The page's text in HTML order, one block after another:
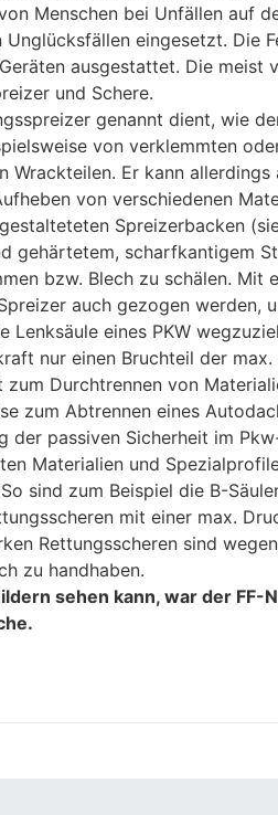
Menschen bei Unfällen auf
eingesetzt. Die
ausgestattet. Die meist
und Schere.
genannt dient, wie
von verklemmten
Wrackteilen. Er kann allerdings
von verschiedenen
Spreizerbacken
gehärtetem, scharfkantigem
bzw. Blech zu schälen. Mit
auch gezogen werden,
Lenksäule eines PKW
nur einen Bruchteil der
zum Durchtrennen von
zum Abtrennen eines
der passiven Sicherheit im
Materialien und
sind zum Beispiel die B-
mit einer max.
Rettungsscheren sind
zu handhaben.
sehen kann, war der FF-